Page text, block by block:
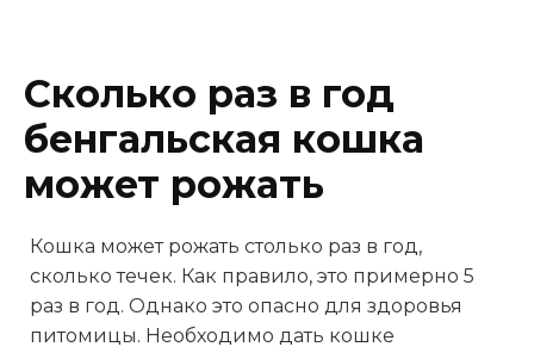
Сколько раз в год
бенгальская кошка
может рожать
Кошка может рожать столько раз в год,
сколько течек. Как правило, это примерно 5
раз в год. Однако это опасно для здоровья
питомицы. Необходимо дать кошке